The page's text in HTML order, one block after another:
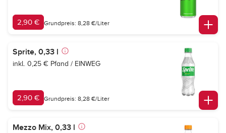
2,90 € Grundpreis: 8,28 €/Liter
Sprite, 0,33 l
inkl. 0,25 € Pfand / EINWEG
2,90 € Grundpreis: 8,28 €/Liter
Mezzo Mix, 0,33 l